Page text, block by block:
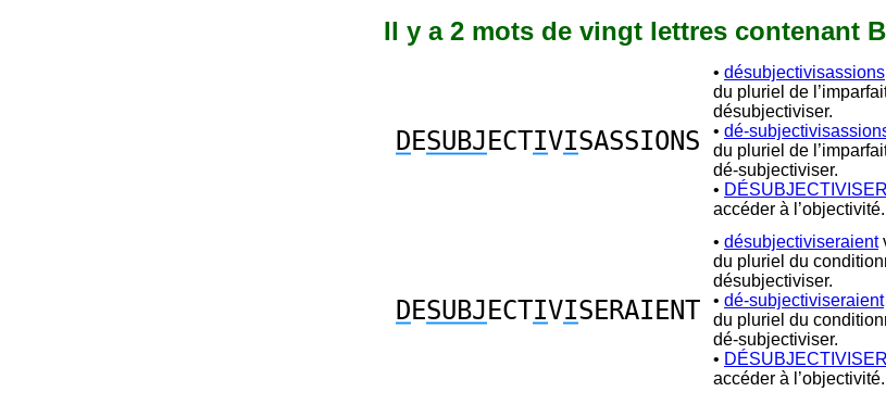
Il y a 2 mots de vingt lettres contenant
DESUBJ ECTIVISASSIONS
• désubjectivisassions
du pluriel de
désubjectiviser.
• dé-
du pluriel de
dé-subjectiviser.
• DÉSUBJECTIVISER
accéder à l’objectivité.
DESUBJ ECTIVISERAIENT
• désubjectiviseraient
du pluriel du
désubjectiviser.
• dé-subjectiviseraient
du pluriel du
dé-subjectiviser.
• DÉSUBJECTIVISER
accéder à l’objectivité.